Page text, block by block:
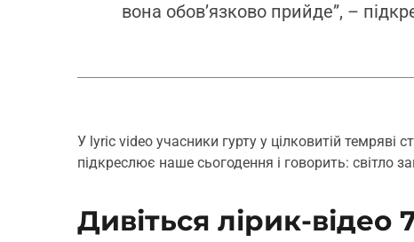
вона обов’язково прийде”, –
У lyric video учасники гурту у цілковитій темряві
підкреслює наше сьогодення і говорить: світло
Дивіться лірик-